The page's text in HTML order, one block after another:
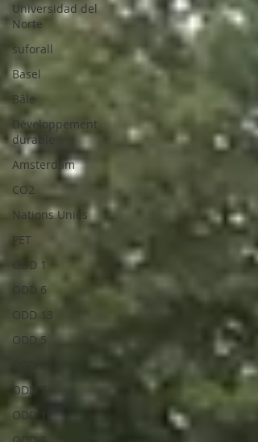
Universidad del
Norte
suforall
Basel
Bâle
Développement
durable
Amsterdam
CO2
Nations Unies
PET
ODD 1
ODD 6
ODD 13
ODD 5
ODD 7
ODD 12